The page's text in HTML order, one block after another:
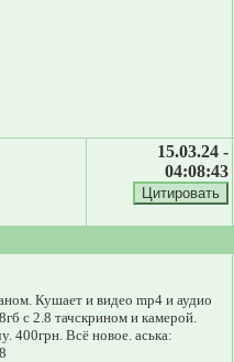
15.03.24 -
04:08:43
Кушает и видео mp4 и аудио
с 2.8 тачскрином и камерой.
400грн. Всё новое. аська: